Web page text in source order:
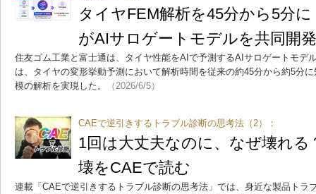
タイヤFEM解析を45分から5分
がAIサロゲートモデルを共同開発
住友ゴム工業と富士通は、タイヤ性能をAIで予測するAIサロゲートモデ
は、タイヤの変形挙動予測において解析時間を従来の約45分から約5分
模の解析を実現した。
（2026/6/5）
CAEで逆引きするトラブル診断の思考法（2）：
1回は大丈夫なのに、なぜ壊れ
壊をCAEで読む
連載「CAEで逆引きするトラブル診断の思考法」では、身近な製品トラ